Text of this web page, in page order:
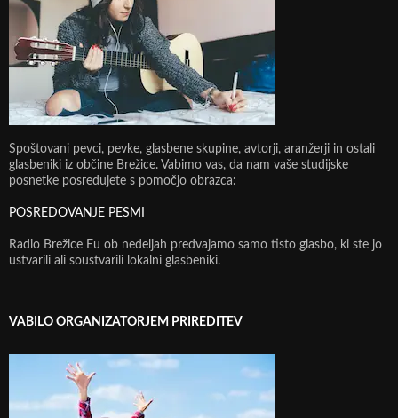
Spoštovani pevci, pevke, glasbene skupine, avtorji, aranžerji in ostali
glasbeniki iz občine Brežice. Vabimo vas, da nam vaše studijske
posnetke posredujete s pomočjo obrazca:
POSREDOVANJE PESMI
Radio Brežice Eu ob nedeljah predvajamo samo tisto glasbo, ki ste jo
ustvarili ali soustvarili lokalni glasbeniki.
VABILO ORGANIZATORJEM PRIREDITEV